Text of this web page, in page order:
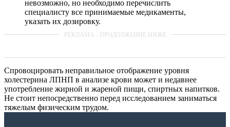
невозможно, но необходимо перечислить
специалисту все принимаемые медикаменты,
указать их дозировку.
Спровоцировать неправильное отображение уровня
холестерина ЛПНП в анализе крови может и недавнее
употребление жирной и жареной пищи, спиртных напитков.
Не стоит непосредственно перед исследованием заниматься
тяжелым физическим трудом.